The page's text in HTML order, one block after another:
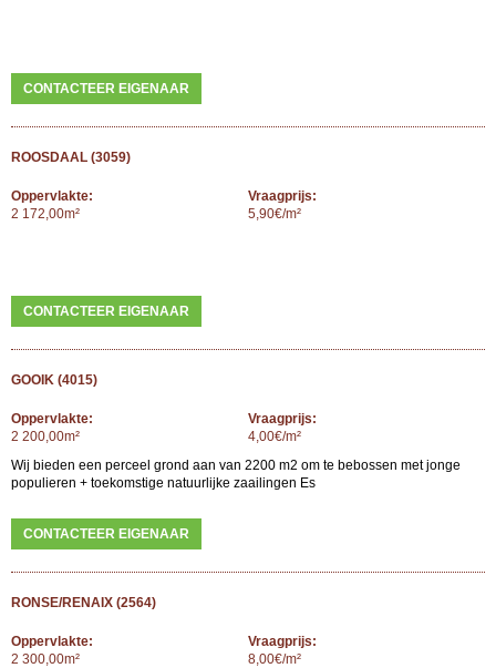
CONTACTEER EIGENAAR
ROOSDAAL (3059)
Oppervlakte:
2 172,00m²
Vraagprijs:
5,90€/m²
CONTACTEER EIGENAAR
GOOIK (4015)
Oppervlakte:
2 200,00m²
Vraagprijs:
4,00€/m²
Wij bieden een perceel grond aan van 2200 m2 om te bebossen met jonge
populieren + toekomstige natuurlijke zaailingen Es
CONTACTEER EIGENAAR
RONSE/RENAIX (2564)
Oppervlakte:
2 300,00m²
Vraagprijs:
8,00€/m²